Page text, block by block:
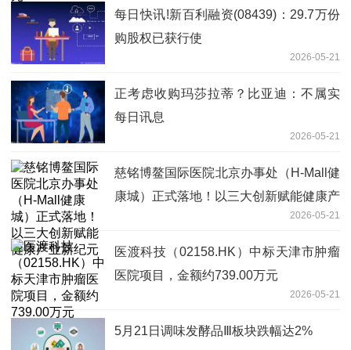
每日快讯!新百利融资(08439)：29.7万份
购股权已获行使
2026-05-21
正考虑收购玛莎拉蒂？比亚迪：不属实
每日讯息
2026-05-21
慈铭博鳌国际医院北京办事处（H-Mall健
康城）正式落地！以三大创新赋能健康产
2026-05-21
医渡科技（02158.HK）中标天津市肿瘤
医院项目，金额约739.00万元
2026-05-21
5月21日调味发酵品Ⅲ板块跌幅达2%